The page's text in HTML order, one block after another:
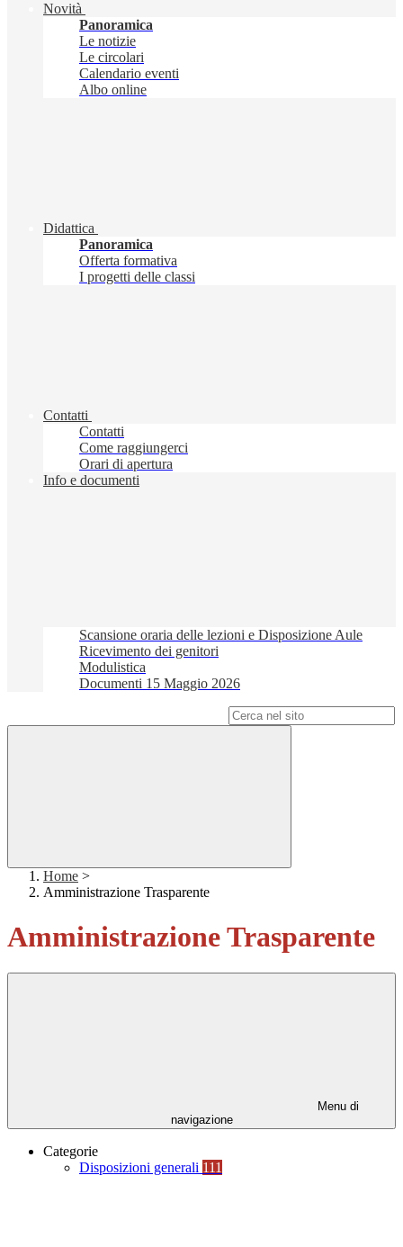
Novità
Panoramica
Le notizie
Le circolari
Calendario eventi
Albo online
Didattica
Panoramica
Offerta formativa
I progetti delle classi
Contatti
Contatti
Come raggiungerci
Orari di apertura
Info e documenti
Scansione oraria delle lezioni e Disposizione Aule
Ricevimento dei genitori
Modulistica
Documenti 15 Maggio 2026
Home >
Amministrazione Trasparente
Amministrazione Trasparente
Menu di
navigazione
Categorie
Disposizioni generali 111